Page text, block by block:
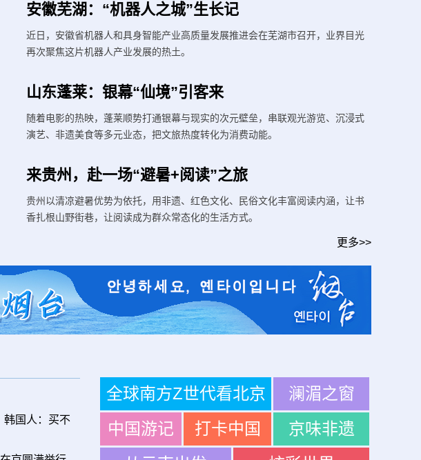
33处场景焕新 夜游秦皇岛也精彩
安徽芜湖：“机器人之城”生长记
近日，安徽省机器人和具身智能产业高质量发展推进会在芜湖市召开，业界目光
再次聚焦这片机器人产业发展的热土。
山东蓬莱：银幕“仙境”引客来
随着电影的热映，蓬莱顺势打通银幕与现实的次元壁垒，串联观光游览、沉浸式
演艺、非遗美食等多元业态，把文旅热度转化为消费动能。
来贵州，赴一场“避暑+阅读”之旅
贵州以清凉避暑优势为依托，用非遗、红色文化、民俗文化丰富阅读内涵，让书
香扎根山野街巷，让阅读成为群众常态化的生活方式。
更多>>
韩国人：买不
全球南方Z世代看北京
澜湄之窗
中国游记
打卡中国
京味非遗